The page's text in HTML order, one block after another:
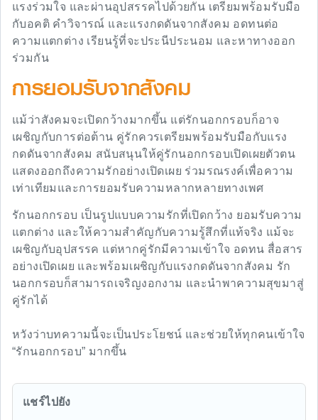
แรงร่วมใจ และผ่านอุปสรรคไปด้วยกัน เตรียมพร้อมรับมือ
กับอคติ คำวิจารณ์ และแรงกดดันจากสังคม อดทนต่อ
ความแตกต่าง เรียนรู้ที่จะประนีประนอม และหาทางออก
ร่วมกัน
การยอมรับจากสังคม
แม้ว่าสังคมจะเปิดกว้างมากขึ้น แต่รักนอกกรอบก็อาจ
เผชิญกับการต่อต้าน คู่รักควรเตรียมพร้อมรับมือกับแรง
กดดันจากสังคม สนับสนุนให้คู่รักนอกกรอบเปิดเผยตัวตน
แสดงออกถึงความรักอย่างเปิดเผย ร่วมรณรงค์เพื่อความ
เท่าเทียมและการยอมรับความหลากหลายทางเพศ
รักนอกกรอบ เป็นรูปแบบความรักที่เปิดกว้าง ยอมรับความ
แตกต่าง และให้ความสำคัญกับความรู้สึกที่แท้จริง แม้จะ
เผชิญกับอุปสรรค แต่หากคู่รักมีความเข้าใจ อดทน สื่อสาร
อย่างเปิดเผย และพร้อมเผชิญกับแรงกดดันจากสังคม รัก
นอกกรอบก็สามารถเจริญงอกงาม และนำพาความสุขมาสู่
คู่รักได้
หวังว่าบทความนี้จะเป็นประโยชน์ และช่วยให้ทุกคนเข้าใจ
“รักนอกกรอบ” มากขึ้น
แชร์ไปยัง